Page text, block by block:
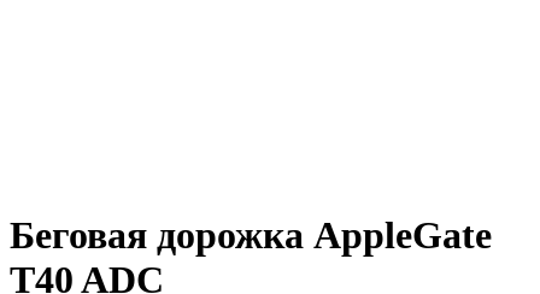
Беговая дорожка AppleGate
T40 ADC